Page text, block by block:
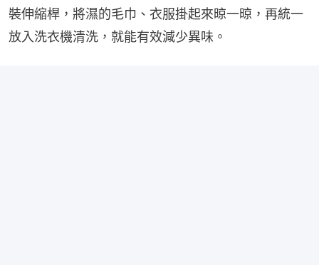
裝伸縮桿，將濕的毛巾、衣服掛起來晾一晾，再統一
放入洗衣機清洗，就能有效減少異味。